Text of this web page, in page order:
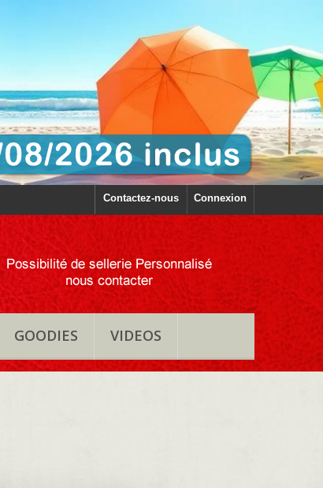
Connexion
Contactez-nous
GOODIES VIDEOS